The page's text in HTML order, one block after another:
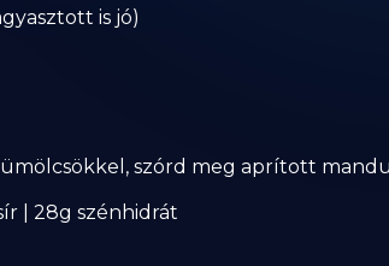
is jó)
szórd meg aprított
| 28g szénhidrát